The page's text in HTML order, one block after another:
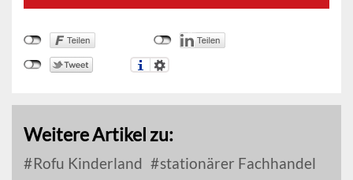
Weitere Artikel zu:
Rofu Kinderland stationärer Fachhandel